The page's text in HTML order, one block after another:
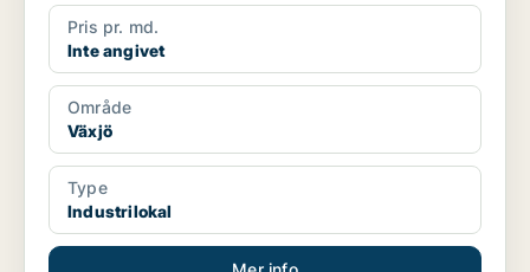
Pris pr. md.
Inte angivet
Område
Växjö
Type
Industrilokal